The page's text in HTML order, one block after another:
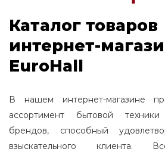
Каталог товаров
интернет-
EuroHall
В нашем интернет-магазине
ассортимент бытовой
брендов, способный
взыскательного клиента.